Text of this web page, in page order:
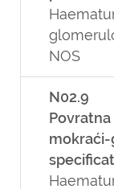
NOS
N02.9
Povratna